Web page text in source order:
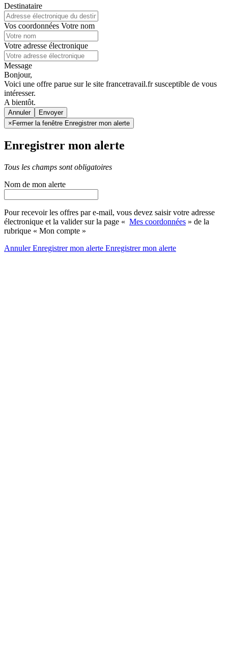
Destinataire
Vos coordonnées Votre nom
Votre adresse électronique
Message
Bonjour,
Voici une offre parue sur le site francetravail.fr susceptible de vous
intéresser.
A bientôt.
Annuler
× Fermer la fenêtre Enregistrer mon alerte
Enregistrer mon alerte
Tous les champs sont obligatoires
Nom de mon alerte
Pour recevoir les offres par e-mail, vous devez saisir votre adresse
électronique et la valider sur la page « Mes coordonnées » de la
rubrique « Mon compte »
AnnulerEnregistrer mon alerte Enregistrermon alerte